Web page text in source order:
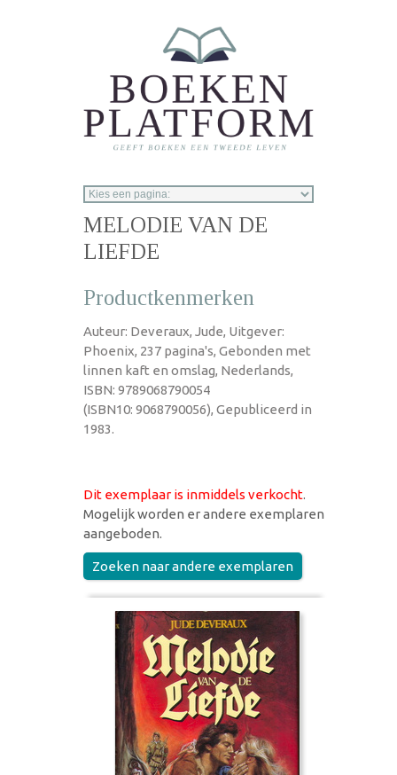
MELODIE VAN DE
LIEFDE
Productkenmerken
Auteur: Deveraux, Jude, Uitgever:
Phoenix, 237 pagina's, Gebonden met
linnen kaft en omslag, Nederlands,
ISBN: 9789068790054
(ISBN10: 9068790056), Gepubliceerd in
1983.
Dit exemplaar is inmiddels verkocht.
Mogelijk worden er andere exemplaren
aangeboden.
Zoeken naar andere exemplaren